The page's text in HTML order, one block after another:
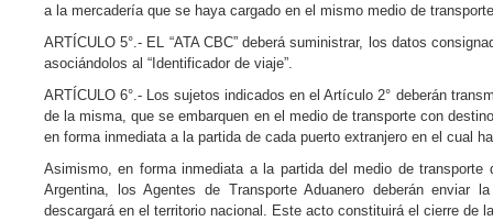
a la mercadería que se haya cargado en el mismo medio de
ARTÍCULO 5°.- EL “ATA CBC” deberá suministrar, los datos
asociándolos al “Identificador de viaje”.
ARTÍCULO 6°.- Los sujetos indicados en el Artículo 2° deberán
de la misma, que se embarquen en el medio de transporte con
en forma inmediata a la partida de cada puerto extranjero en el cual
Asimismo, en forma inmediata a la partida del medio de
Argentina, los Agentes de Transporte Aduanero deberán enviar
descargará en el territorio nacional. Este acto constituirá el cierre de